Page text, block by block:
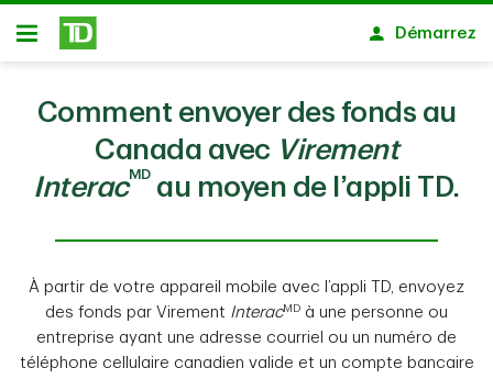
Passer au contenu principal
Ouvert
Démarrez
Comment envoyer des fonds au
Canada avec Virement
InteracMD au moyen de l’appli TD.
À partir de votre appareil mobile avec l’appli TD, envoyez
des fonds par Virement InteracMD à une personne ou
entreprise ayant une adresse courriel ou un numéro de
téléphone cellulaire canadien valide et un compte bancaire